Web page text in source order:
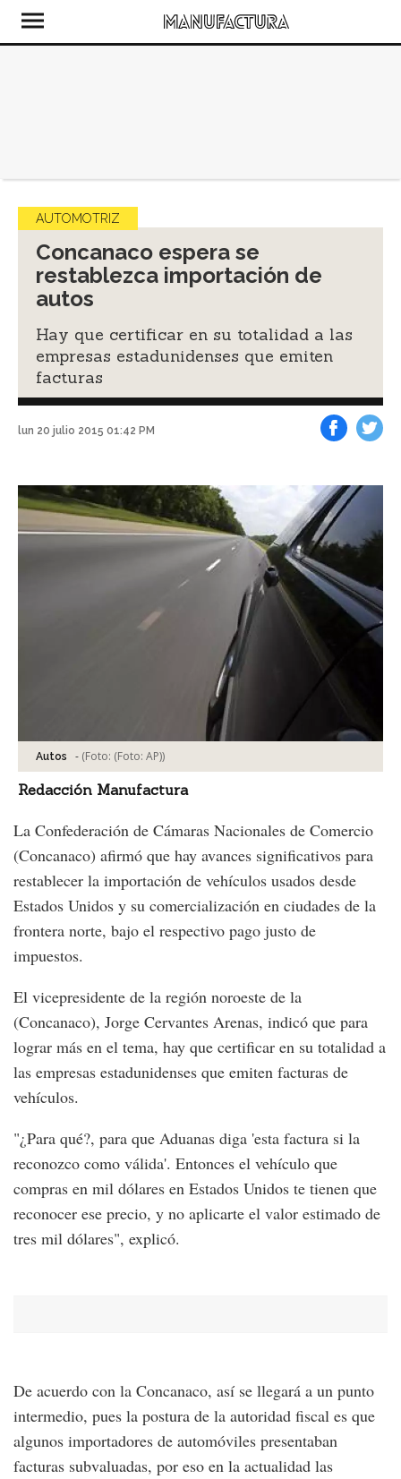
AUTOMOTRIZ
Concanaco espera se
restablezca importación de
autos
Hay que certificar en su totalidad a las
empresas estadunidenses que emiten
facturas
lun 20 julio 2015 01:42 PM
Autos - (Foto: (Foto: AP))
Redacción Manufactura
La Confederación de Cámaras Nacionales de Comercio
(Concanaco) afirmó que hay avances significativos para
restablecer la importación de vehículos usados desde
Estados Unidos y su comercialización en ciudades de la
frontera norte, bajo el respectivo pago justo de
impuestos.
El vicepresidente de la región noroeste de la
(Concanaco), Jorge Cervantes Arenas, indicó que para
lograr más en el tema, hay que certificar en su totalidad a
las empresas estadunidenses que emiten facturas de
vehículos.
"¿Para qué?, para que Aduanas diga 'esta factura si la
reconozco como válida'. Entonces el vehículo que
compras en mil dólares en Estados Unidos te tienen que
reconocer ese precio, y no aplicarte el valor estimado de
tres mil dólares", explicó.
De acuerdo con la Concanaco, así se llegará a un punto
intermedio, pues la postura de la autoridad fiscal es que
algunos importadores de automóviles presentaban
facturas subvaluadas, por eso en la actualidad las